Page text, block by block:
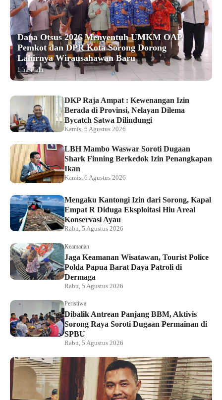
Dana Otsus 2026 Menyentuh UMKM OAP,
Pemkot dan DPR Kota Sorong Dorong
Lahirnya Wirausahawan Baru
1 hari lalu
DKP Raja Ampat : Kewenangan Izin
Berada di Provinsi, Nelayan Dilema
Bycatch Satwa Dilindungi
Kamis, 6 Agustus 2026
LBH Mambo Waswar Soroti Dugaan
Shark Finning Berkedok Izin Penangkapan
Ikan
Kamis, 6 Agustus 2026
Mengaku Kantongi Izin dari Sorong, Kapal
Empat R Diduga Eksploitasi Hiu Areal
Konservasi Ayau
Rabu, 5 Agustus 2026
Keamanan
Jaga Keamanan Wisatawan, Tourist Police
Polda Papua Barat Daya Patroli di
Dermaga
Rabu, 5 Agustus 2026
Peristiwa
Dibalik Antrean Panjang BBM, Aktivis
Sorong Raya Soroti Dugaan Permainan di
SPBU
Rabu, 5 Agustus 2026